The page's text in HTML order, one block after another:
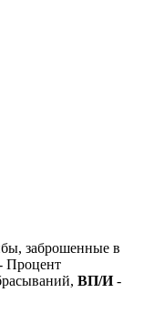
заброшенные в
Процент
ВП/И-